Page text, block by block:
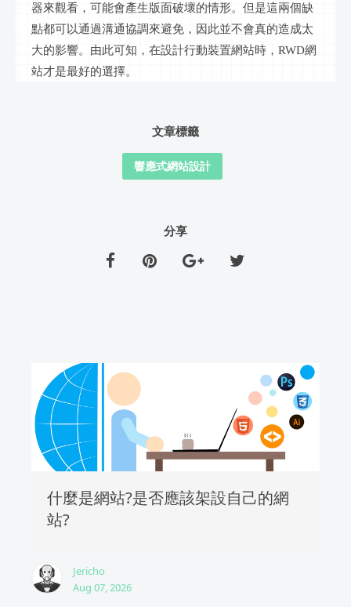
器來觀看，可能會產生版面破壞的情形。但是這兩個缺
點都可以通過溝通協調來避免，因此並不會真的造成太
大的影響。由此可知，在設計行動裝置網站時，RWD網
站才是最好的選擇。
文章標籤
響應式網站設計
分享
什麼是網站?是否應該架設自己的網
站?
Jericho
Aug 07, 2026